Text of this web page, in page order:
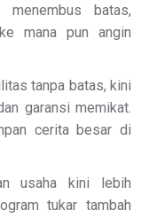
menembus batas,
mana pun angin
tanpa batas, kini
garansi memikat.
cerita besar di
usaha kini lebih
tukar tambah